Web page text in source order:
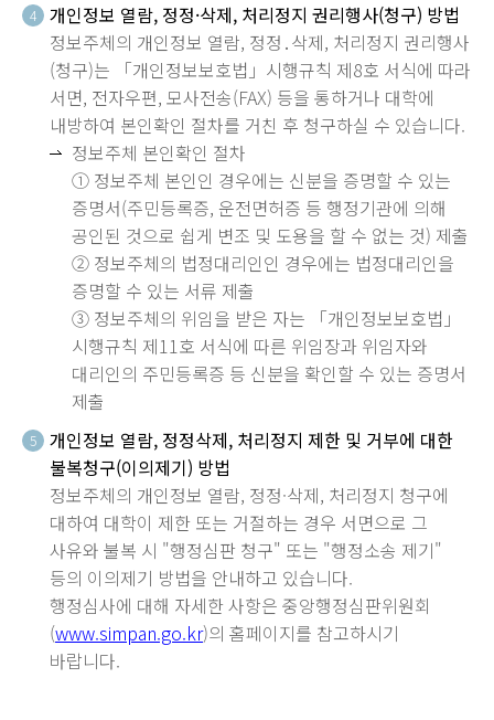
4
개인정보 열람, 정정·삭제, 처리정지 권리행사(청구) 방법
정보주체의 개인정보 열람, 정정․삭제, 처리정지 권리행사
(청구)는 「개인정보보호법」시행규칙 제8호 서식에 따라
서면, 전자우편, 모사전송(FAX) 등을 통하거나 대학에
내방하여 본인확인 절차를 거친 후 청구하실 수 있습니다.
정보주체 본인확인 절차
① 정보주체 본인인 경우에는 신분을 증명할 수 있는
증명서(주민등록증, 운전면허증 등 행정기관에 의해
공인된 것으로 쉽게 변조 및 도용을 할 수 없는 것) 제출
② 정보주체의 법정대리인인 경우에는 법정대리인을
증명할 수 있는 서류 제출
③ 정보주체의 위임을 받은 자는 「개인정보보호법」
시행규칙 제11호 서식에 따른 위임장과 위임자와
대리인의 주민등록증 등 신분을 확인할 수 있는 증명서
제출
5
개인정보 열람, 정정삭제, 처리정지 제한 및 거부에 대한
불복청구(이의제기) 방법
정보주체의 개인정보 열람, 정정·삭제, 처리정지 청구에
대하여 대학이 제한 또는 거절하는 경우 서면으로 그
사유와 불복 시 "행정심판 청구" 또는 "행정소송 제기"
등의 이의제기 방법을 안내하고 있습니다.
행정심사에 대해 자세한 사항은 중앙행정심판위원회
(www.simpan.go.kr)의 홈페이지를 참고하시기
바랍니다.